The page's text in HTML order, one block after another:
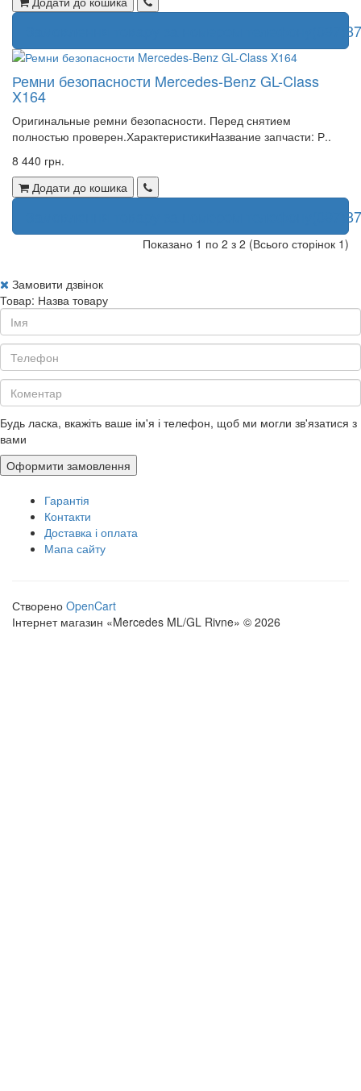
Ремни безопасности Mercedes-Benz GL-Class
X164
Оригинальные ремни безопасности. Перед снятием
полностью проверен.ХарактеристикиНазвание запчасти: Р..
8 440 грн.
Додати до кошика
Показано 1 по 2 з 2 (Всього сторінок 1)
Замовити дзвінок
Товар: Назва товару
Будь ласка, вкажіть ваше ім'я і телефон, щоб ми могли зв'язатися з
вами
Оформити замовлення
Гарантія
Контакти
Доставка і оплата
Мапа сайту
Створено OpenCart
Інтернет магазин «Mercedes ML/GL Rivne» © 2026